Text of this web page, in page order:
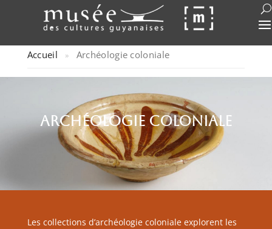
Accueil » Archéologie coloniale
archéologie coloniale
Les collections d’archéologie coloniale explorent les